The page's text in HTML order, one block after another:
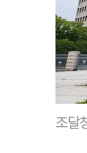
조달